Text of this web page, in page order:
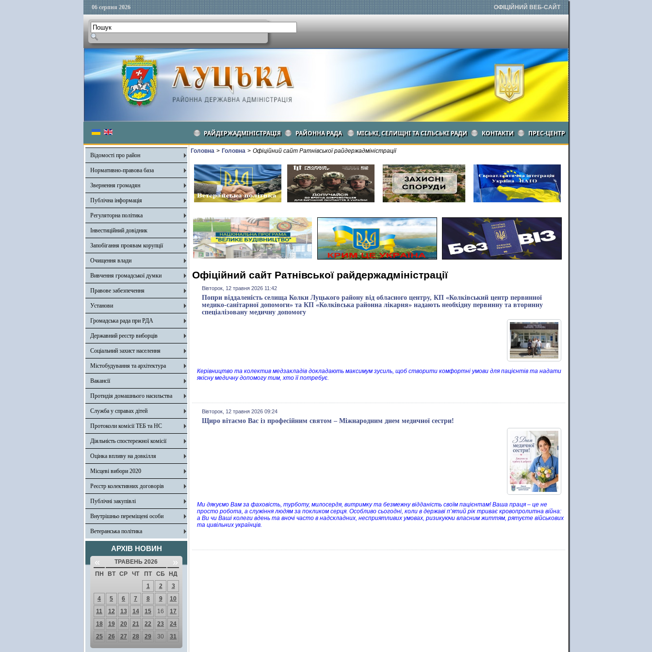
06 серпня 2026 ОФІЦІЙНИЙ ВЕБ-САЙТ
РАЙДЕРЖАДМІНІСТРАЦІЯ РАЙОННА РАДА МІСЬКІ, СЕЛИЩНІ ТА СІЛЬСЬКІ РАДИ КОНТАКТИ ПРЕС-ЦЕНТР
Відомості про район
Нормативно-правова база
Звернення громадян
Публічна інформація
Регуляторна політика
Інвестиційний довідник
Запобігання проявам корупції
Очищення влади
Вивчення громадської думки
Правове забезпечення
Установи
Громадська рада при РДА
Державний реєстр виборців
Соціальний захист населення
Містобудування та архітектура
Вакансії
Протидія домашнього насильства
Служба у справах дітей
Протоколи комісії ТЕБ та НС
Діяльність спостережної комісії
Оцінка впливу на довкілля
Місцеві вибори 2020
Реєстр колективних договорів
Публічні закупівлі
Внутрішньо переміщені особи
Ветеранська політика
АРХІВ НОВИН
« ТРАВЕНЬ 2026 »
ПН ВТ СР ЧТ ПТ СБ
НД
1
2
3
4
5 6 7 8 9
10
11
12 13 14 15 16
17
18
19 20 21 22 23
24
25
26 27 28 29 30 31
Головна > Головна > Офіційний сайт Ратнівської райдержадміністрації
Офіційний сайт Ратнівської райдержадміністрації
Вівторок, 12 травня 2026 11:42
Попри віддаленість селища Колки Луцького району від обласного центру, КП «Колківський центр первинної
медико-санітарної допомоги» та КП «Колківська районна лікарня» надають необхідну первинну та вторинну
спеціалізовану медичну допомогу
Керівництво та колектив медзакладів докладають максимум зусиль, щоб створити комфортні умови для пацієнтів та надати
якісну медичну допомогу тим, хто її потребує.
Вівторок, 12 травня 2026 09:24
Щиро вітаємо Вас із професійним святом – Міжнародним днем медичної сестри!
Ми дякуємо Вам за фаховість, турботу, милосердя, витримку та безмежну відданість своїм пацієнтам! Ваша праця – це не
просто робота, а служіння людям за покликом серця. Особливо сьогодні, коли в державі п’ятий рік триває кровопролитна війна:
а Ви чи Ваші колеги вдень та вночі часто в надскладних, несприятливих умовах, ризикуючи власним життям, рятуєте військових
та цивільних українців.